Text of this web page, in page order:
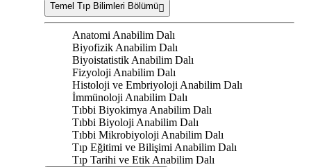
Temel Tıp Bilimleri Bölümü
Anatomi Anabilim Dalı
Biyofizik Anabilim Dalı
Biyoistatistik Anabilim Dalı
Fizyoloji Anabilim Dalı
Histoloji ve Embriyoloji Anabilim Dalı
İmmünoloji Anabilim Dalı
Tıbbi Biyokimya Anabilim Dalı
Tıbbi Biyoloji Anabilim Dalı
Tıbbi Mikrobiyoloji Anabilim Dalı
Tıp Eğitimi ve Bilişimi Anabilim Dalı
Tıp Tarihi ve Etik Anabilim Dalı